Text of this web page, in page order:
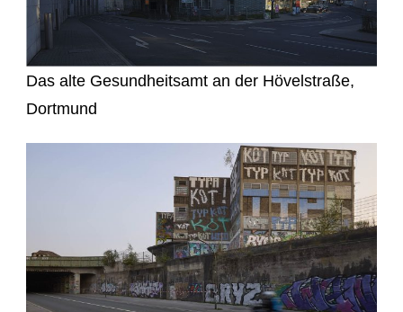
Das alte Gesundheitsamt an der Hövelstraße,
Dortmund